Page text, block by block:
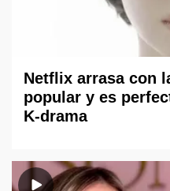
Netflix arrasa con
popular y es
K-drama